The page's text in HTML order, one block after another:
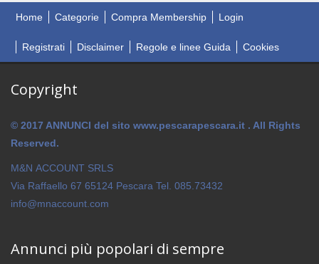
Home Categorie Compra Membership Login
Registrati Disclaimer Regole e linee Guida Cookies
Copyright
© 2017 ANNUNCI del sito www.pescarapescara.it . All Rights
Reserved.
M&N ACCOUNT SRLS
Via Raffaello 67 65124 Pescara Tel. 085.73432
info@mnaccount.com
Annunci più popolari di sempre